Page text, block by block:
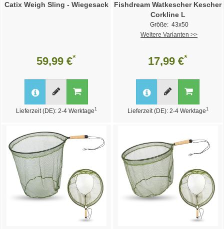
Catix Weigh Sling - Wiegesack
59,99 €*
Lieferzeit (DE): 2-4 Werktage1
Fishdream Watkescher Kescher
Corkline L
Größe: 43x50
Weitere Varianten >>
17,99 €*
Lieferzeit (DE): 2-4 Werktage1